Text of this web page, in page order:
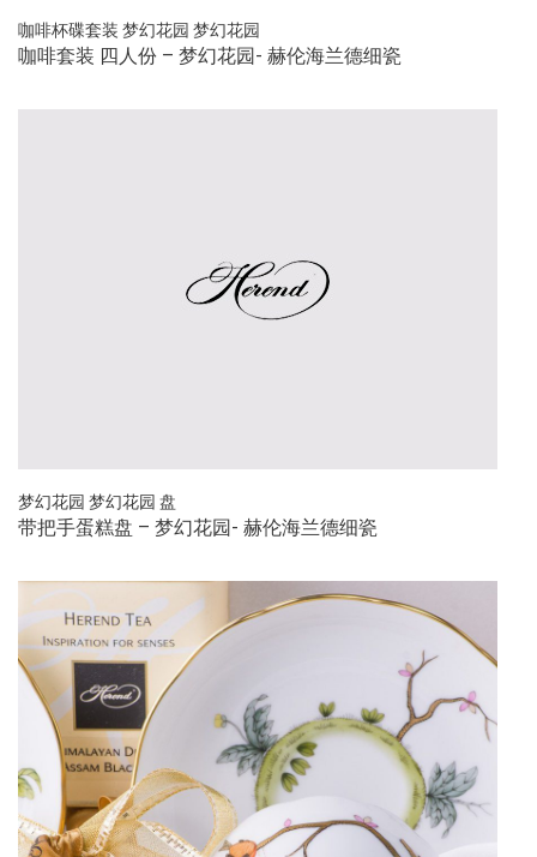
咖啡杯碟套装 梦幻花园 梦幻花园
咖啡套装 四人份 – 梦幻花园- 赫伦海兰德细瓷
梦幻花园 梦幻花园 盘
带把手蛋糕盘 – 梦幻花园- 赫伦海兰德细瓷